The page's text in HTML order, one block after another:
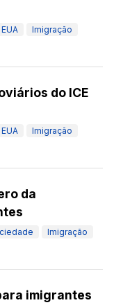
EUA Imigração
do ICE
EUA Imigração
da
Imigração
imigrantes